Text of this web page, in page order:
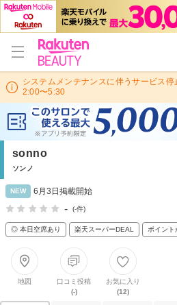
システムメンテナンスに伴うサービス
2:00〜5:30
sonno
ソンノ
NEW 6月3日掲載開始
- (-件)
◎ 本日空席あり 楽天スーパーDEAL ポイント
地図
口コミ投稿
(-)
お気に入り
(12)